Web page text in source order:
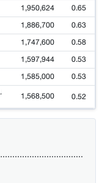
1,950,624 0.65
1,886,700 0.63
1,747,600 0.58
1,597,944 0.53
1,585,000 0.53
1,568,500 0.52